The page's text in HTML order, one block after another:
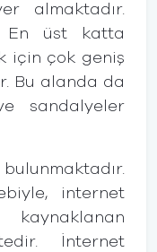
almaktadır.
En üst katta
için çok geniş
Bu alanda da
sandalyeler
internet
kaynaklanan
İnternet